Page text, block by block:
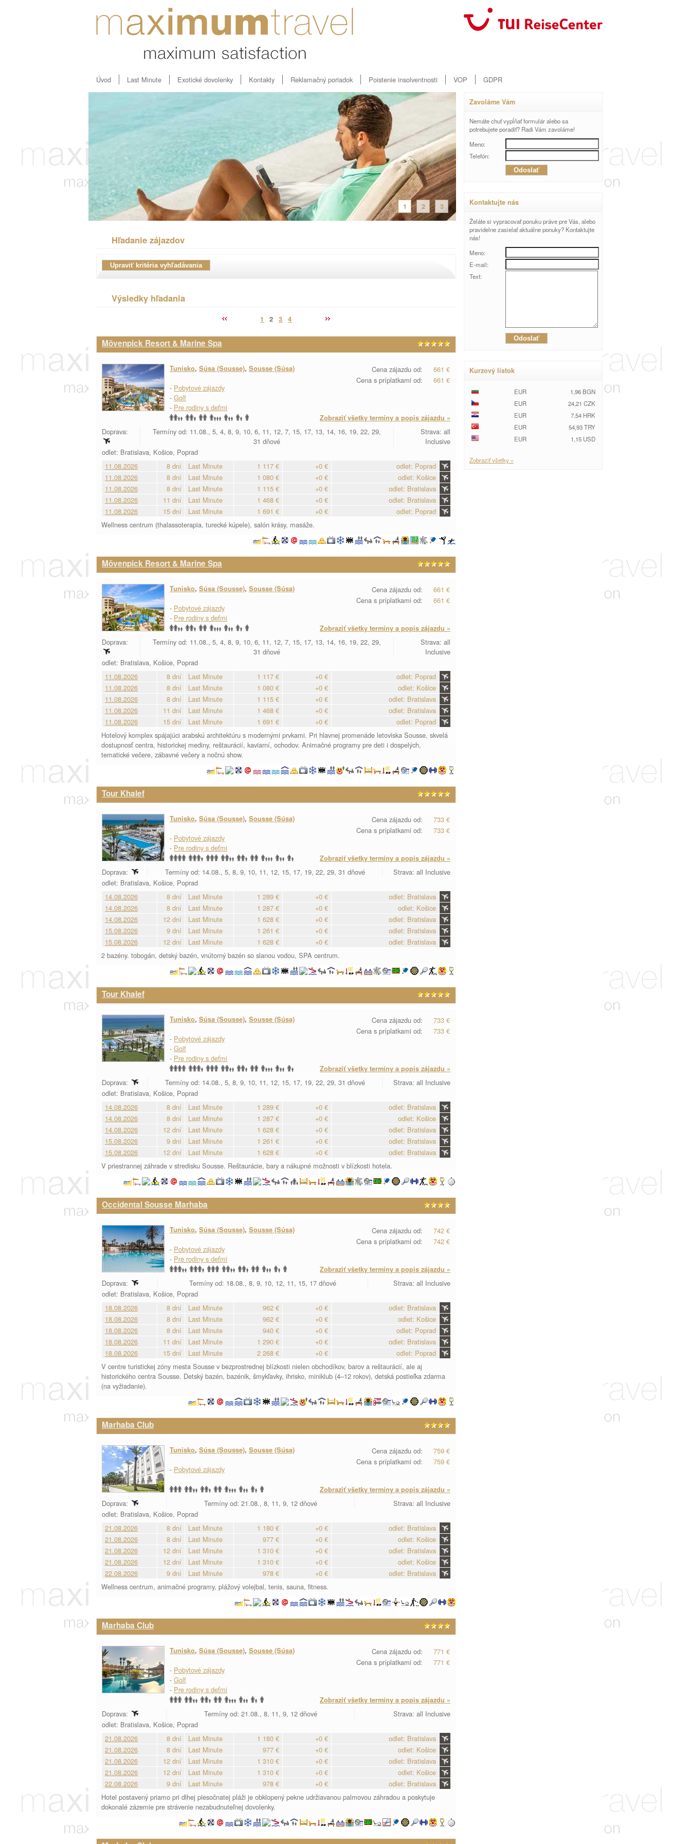
Úvod Last Minute Exotické dovolenky Kontakty Reklamačný poriadok Poistenie insolventnosti VOP GDPR
1 2 3
Hľadanie zájazdov
Výsledky hľadania
1 2 3 4
Mövenpick Resort & Marine Spa
Cena zájazdu od:
661 €
Cena s príplatkami od:
661 €
Tunisko, Súsa (Sousse), Sousse (Súsa)
- Pobytové zájazdy
- Golf
- Pre rodiny s deťmi
Zobraziť všetky termíny a popis zájazdu »
Doprava:
Termíny od: 11.08., 5, 4, 8, 9, 10, 6, 11, 12, 7, 15, 17, 13, 14, 16, 19, 22, 29,
31 dňové
Strava: all
Inclusive
odlet: Bratislava, Košice, Poprad
11.08.2026
8 dní Last Minute 1 117 € +0 €
odlet: Poprad
11.08.2026
8 dní Last Minute 1 080 € +0 €
odlet: Košice
11.08.2026
8 dní Last Minute 1 115 € +0 €
odlet: Bratislava
11.08.2026
11 dní Last Minute 1 468 € +0 €
odlet: Bratislava
11.08.2026
15 dní Last Minute 1 691 € +0 €
odlet: Poprad
Wellness centrum (thalassoterapia, turecké kúpele), salón krásy, masáže.
Mövenpick Resort & Marine Spa
Cena zájazdu od:
661 €
Cena s príplatkami od:
661 €
Tunisko, Súsa (Sousse), Sousse (Súsa)
- Pobytové zájazdy
- Pre rodiny s deťmi
Zobraziť všetky termíny a popis zájazdu »
Doprava:
Termíny od: 11.08., 5, 4, 8, 9, 10, 6, 11, 12, 7, 15, 17, 13, 14, 16, 19, 22, 29,
31 dňové
Strava: all
Inclusive
odlet: Bratislava, Košice, Poprad
11.08.2026
8 dní Last Minute 1 117 € +0 €
odlet: Poprad
11.08.2026
8 dní Last Minute 1 080 € +0 €
odlet: Košice
11.08.2026
8 dní Last Minute 1 115 € +0 €
odlet: Bratislava
11.08.2026
11 dní Last Minute 1 468 € +0 €
odlet: Bratislava
11.08.2026
15 dní Last Minute 1 691 € +0 €
odlet: Poprad
Hotelový komplex spájajúci arabskú architektúru s modernými prvkami. Pri hlavnej promenáde letoviska Sousse, skvelá
dostupnosť centra, historickej mediny, reštaurácií, kaviarní, ochodov. Animačné programy pre deti i dospelých,
tematické večere, zábavné večery a nočnú show.
Tour Khalef
Cena zájazdu od:
733 €
Cena s príplatkami od:
733 €
Tunisko, Súsa (Sousse), Sousse (Súsa)
- Pobytové zájazdy
- Pre rodiny s deťmi
Zobraziť všetky termíny a popis zájazdu »
Doprava: Termíny od: 14.08., 5, 8, 9, 10, 11, 12, 15, 17, 19, 22, 29, 31 dňové
Strava: all Inclusive
odlet: Bratislava, Košice, Poprad
14.08.2026
8 dní Last Minute 1 289 € +0 €
odlet: Bratislava
14.08.2026
8 dní Last Minute 1 287 € +0 €
odlet: Košice
14.08.2026
12 dní Last Minute 1 628 € +0 €
odlet: Bratislava
15.08.2026
9 dní Last Minute 1 261 € +0 €
odlet: Bratislava
15.08.2026
12 dní Last Minute 1 628 € +0 €
odlet: Bratislava
2 bazény. tobogán, detský bazén, vnútorný bazén so slanou vodou, SPA centrum.
Tour Khalef
Cena zájazdu od:
733 €
Cena s príplatkami od:
733 €
Tunisko, Súsa (Sousse), Sousse (Súsa)
- Pobytové zájazdy
- Golf
- Pre rodiny s deťmi
Zobraziť všetky termíny a popis zájazdu »
Doprava: Termíny od: 14.08., 5, 8, 9, 10, 11, 12, 15, 17, 19, 22, 29, 31 dňové
Strava: all Inclusive
odlet: Bratislava, Košice, Poprad
14.08.2026
8 dní Last Minute 1 289 € +0 €
odlet: Bratislava
14.08.2026
8 dní Last Minute 1 287 € +0 €
odlet: Košice
14.08.2026
12 dní Last Minute 1 628 € +0 €
odlet: Bratislava
15.08.2026
9 dní Last Minute 1 261 € +0 €
odlet: Bratislava
15.08.2026
12 dní Last Minute 1 628 € +0 €
odlet: Bratislava
V priestrannej záhrade v stredisku Sousse. Reštaurácie, bary a nákupné možnosti v blízkosti hotela.
Occidental Sousse Marhaba
Cena zájazdu od:
742 €
Cena s príplatkami od:
742 €
Tunisko, Súsa (Sousse), Sousse (Súsa)
- Pobytové zájazdy
- Pre rodiny s deťmi
Zobraziť všetky termíny a popis zájazdu »
Doprava: Termíny od: 18.08., 8, 9, 10, 12, 11, 15, 17 dňové
Strava: all Inclusive
odlet: Bratislava, Košice, Poprad
18.08.2026
8 dní Last Minute 962 € +0 €
odlet: Bratislava
18.08.2026
8 dní Last Minute 962 € +0 €
odlet: Košice
18.08.2026
8 dní Last Minute 940 € +0 €
odlet: Poprad
18.08.2026
11 dní Last Minute 1 290 € +0 €
odlet: Bratislava
18.08.2026
15 dní Last Minute 2 268 € +0 €
odlet: Poprad
V centre turistickej zóny mesta Sousse v bezprostrednej blízkosti nielen obchodíkov, barov a reštaurácií, ale aj
historického centra Sousse. Detský bazén, bazénik, šmykľavky, ihrisko, miniklub (4–12 rokov), detská postieľka zdarma
(na vyžiadanie).
Marhaba Club
Cena zájazdu od:
759 €
Cena s príplatkami od:
759 €
Tunisko, Súsa (Sousse), Sousse (Súsa)
- Pobytové zájazdy
Zobraziť všetky termíny a popis zájazdu »
Doprava: Termíny od: 21.08., 8, 11, 9, 12 dňové
Strava: all Inclusive
odlet: Bratislava, Košice, Poprad
21.08.2026
8 dní Last Minute 1 180 € +0 €
odlet: Bratislava
21.08.2026
8 dní Last Minute 977 € +0 €
odlet: Košice
21.08.2026
12 dní Last Minute 1 310 € +0 €
odlet: Bratislava
21.08.2026
12 dní Last Minute 1 310 € +0 €
odlet: Košice
22.08.2026
9 dní Last Minute 978 € +0 €
odlet: Bratislava
Wellness centrum, animačné programy, plážový volejbal, tenis, sauna, fitness.
Marhaba Club
Cena zájazdu od:
771 €
Cena s príplatkami od:
771 €
Tunisko, Súsa (Sousse), Sousse (Súsa)
- Pobytové zájazdy
- Golf
- Pre rodiny s deťmi
Zobraziť všetky termíny a popis zájazdu »
Doprava: Termíny od: 21.08., 8, 11, 9, 12 dňové
Strava: all Inclusive
odlet: Bratislava, Košice, Poprad
21.08.2026
8 dní Last Minute 1 180 € +0 €
odlet: Bratislava
21.08.2026
8 dní Last Minute 977 € +0 €
odlet: Košice
21.08.2026
12 dní Last Minute 1 310 € +0 €
odlet: Bratislava
21.08.2026
12 dní Last Minute 1 310 € +0 €
odlet: Košice
22.08.2026
9 dní Last Minute 978 € +0 €
odlet: Bratislava
Hotel postavený priamo pri dlhej piesočnatej pláži je obklopený pekne udržiavanou palmovou záhradou a poskytuje
dokonalé zázemie pre strávenie nezabudnuteľnej dovolenky.
Zavoláme Vám
Nemáte chuť vypĺňať formulár alebo sa
potrebujete poradiť? Radi Vám zavoláme!
Meno:
Telefón:
Kontaktujte nás
Želáte si vypracovať ponuku práve pre Vás, alebo
pravidelne zasielať aktuálne ponuky? Kontaktujte
nás!
Meno:
E-mail:
Text:
Kurzový lístok
EUR
1,96 BGN
EUR
24,21 CZK
EUR
7,54 HRK
EUR
54,93 TRY
EUR
1,15 USD
Zobraziť všetky »